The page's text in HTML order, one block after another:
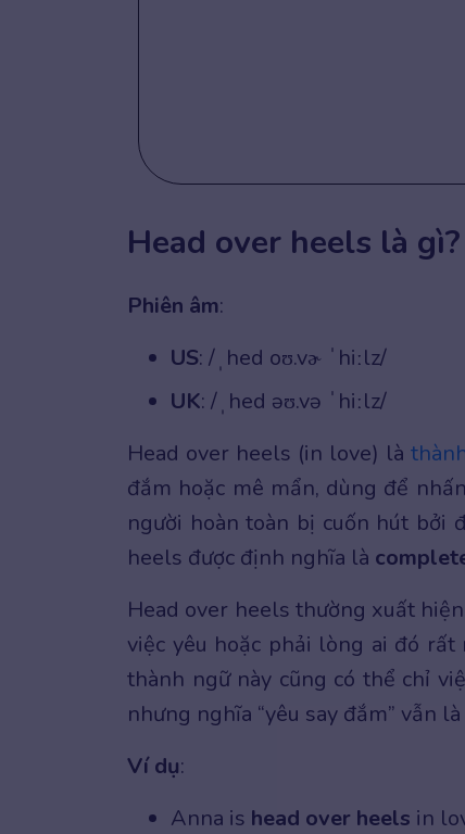
Head over heels là gì?
Phiên âm:
US: /ˌhed oʊ.vɚ ˈhiːlz/
UK: /ˌhed əʊ.və ˈhiːlz/
Head over heels (in love) là
đắm hoặc mê mẩn, dùng để
người hoàn toàn bị cuốn hút bởi
heels được định nghĩa là
Head over heels thường xuất
việc yêu hoặc phải lòng ai đó
thành ngữ này cũng có thể chỉ
nhưng nghĩa “yêu say đắm” vẫn
Ví dụ:
Anna is head over heels in